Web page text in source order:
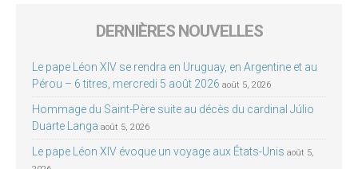
DERNIÈRES NOUVELLES
Le pape Léon XIV se rendra en Uruguay, en Argentine et au
Pérou – 6 titres, mercredi 5 août 2026 août 5, 2026
Hommage du Saint-Père suite au décès du cardinal Júlio
Duarte Langa août 5, 2026
Le pape Léon XIV évoque un voyage aux États-Unis août 5,